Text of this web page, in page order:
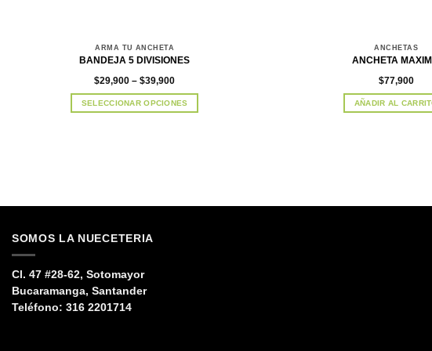
ARMA TU ANCHETA
BANDEJA 5 DIVISIONES
$29,900 – $39,900Price
$29,900
through
SELECCIONAR OPCIONES
opciones
pueden
página
ANCHETAS
ANCHETA
$77,900
AÑADIR AL
SOMOS LA NUECETERIA
Cl. 47 #28-62, Sotomayor
Bucaramanga, Santander
Teléfono: 316 2201714